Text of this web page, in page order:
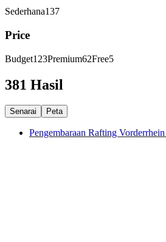
Sederhana137
Price
Budget123Premium62Free5
381 Hasil
Senarai Peta
Pengembaraan Rafting